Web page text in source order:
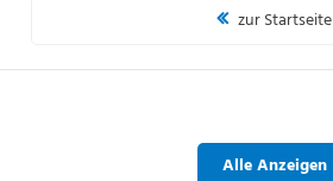
zur Startseite
Alle Anzeigen